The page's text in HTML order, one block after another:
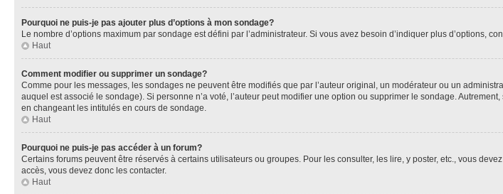
Pourquoi ne puis-je pas ajouter plus d’options à mon sondage?
Le nombre d’options maximum par sondage est défini par l’administrateur. Si vous avez besoin d’indiquer plus d’options,
Haut
Comment modifier ou supprimer un sondage?
Comme pour les messages, les sondages ne peuvent être modifiés que par l’auteur original, un modérateur ou un
auquel est associé le sondage). Si personne n’a voté, l’auteur peut modifier une option ou supprimer le sondage.
en changeant les intitulés en cours de sondage.
Haut
Pourquoi ne puis-je pas accéder à un forum?
Certains forums peuvent être réservés à certains utilisateurs ou groupes. Pour les consulter, les lire, y poster, etc., vous
accès, vous devez donc les contacter.
Haut